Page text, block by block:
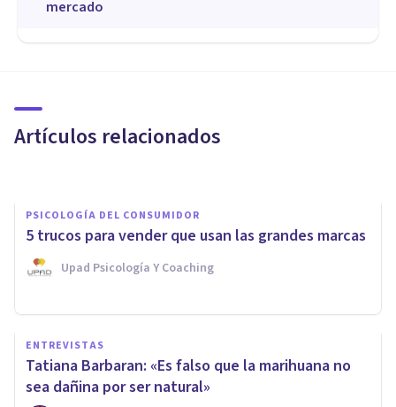
mercado
Artículos relacionados
22 estrategias utilizadas por
acabemos comprando
PSICOLOGÍA DEL CONSUMIDOR
5 trucos para vender que usan las grandes marcas
Upad Psicología Y Coaching
ENTREVISTAS
Tatiana Barbaran: «Es falso que la marihuana no
sea dañina por ser natural»
Tecnología blanda: definición,
usos y ejemplos